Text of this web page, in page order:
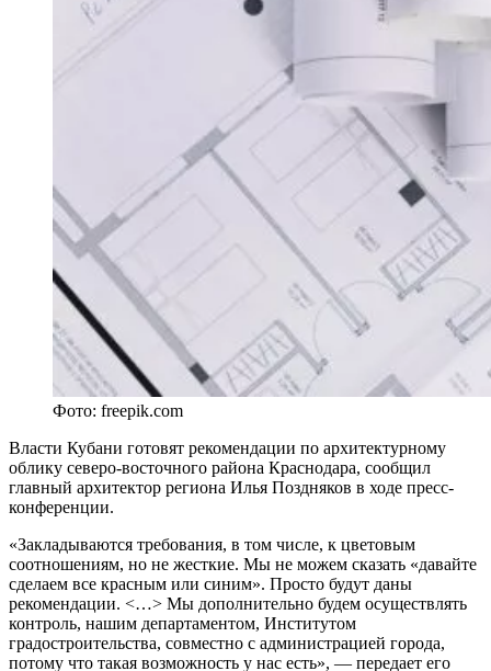
Фото: freepik.com
Власти Кубани готовят рекомендации по архитектурному
облику северо-восточного района Краснодара, сообщил
главный архитектор региона Илья Поздняков в ходе пресс-
конференции.
«Закладываются требования, в том числе, к цветовым
соотношениям, но не жесткие. Мы не можем сказать «давайте
сделаем все красным или синим». Просто будут даны
рекомендации. <…> Мы дополнительно будем осуществлять
контроль, нашим департаментом, Институтом
градостроительства, совместно с администрацией города,
потому что такая возможность у нас есть», — передает его